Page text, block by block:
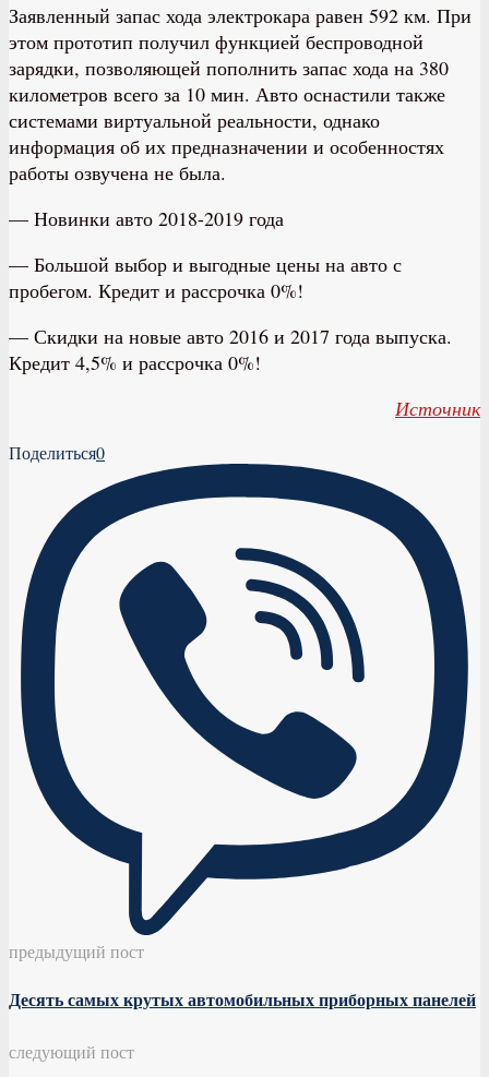
Заявленный запас хода электрокара равен 592 км. При
этом прототип получил функцией беспроводной
зарядки, позволяющей пополнить запас хода на 380
километров всего за 10 мин. Авто оснастили также
системами виртуальной реальности, однако
информация об их предназначении и особенностях
работы озвучена не была.
— Новинки авто 2018-2019 года
— Большой выбор и выгодные цены на авто с
пробегом. Кредит и рассрочка 0%!
— Скидки на новые авто 2016 и 2017 года выпуска.
Кредит 4,5% и рассрочка 0%!
Источник
Поделиться0
предыдущий пост
Десять самых крутых автомобильных приборных панелей
следующий пост